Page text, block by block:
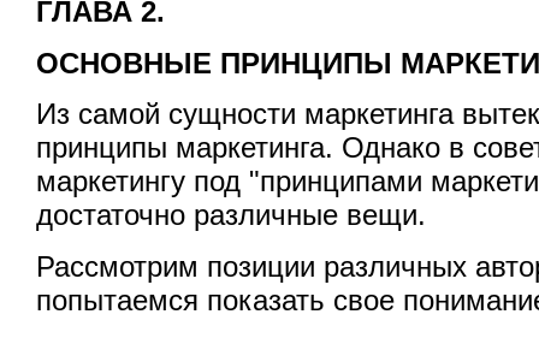
ГЛАВА 2.
ОСНОВНЫЕ ПРИНЦИПЫ
Из самой сущности маркетинга
принципы маркетинга. Однако в
маркетингу под "принципами
достаточно различные вещи.
Рассмотрим позиции различных
попытаемся показать свое